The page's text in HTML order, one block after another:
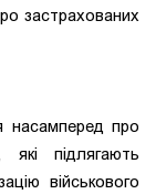
застрахованих
насамперед про
які підлягають
військового